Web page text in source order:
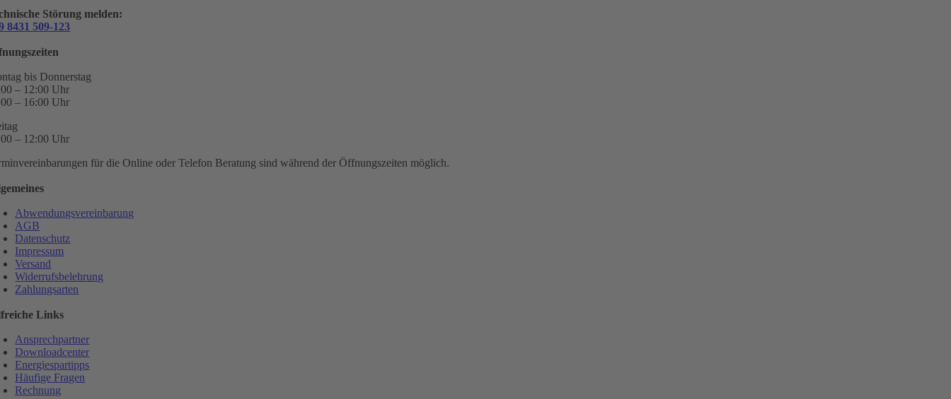
Störung melden:
8431 509-123
bis Donnerstag
– 12:00 Uhr
– 16:00 Uhr
– 12:00 Uhr
für die Online oder Telefon Beratung sind während der Öffnungszeiten möglich.
Abwendungsvereinbarung
AGB
Datenschutz
Impressum
Versand
Widerrufsbelehrung
Zahlungsarten
Links
Ansprechpartner
Downloadcenter
Energiespartipps
Häufige Fragen
Rechnung